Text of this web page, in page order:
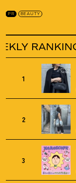
PR BEAUTY
RANKING
1
2
3